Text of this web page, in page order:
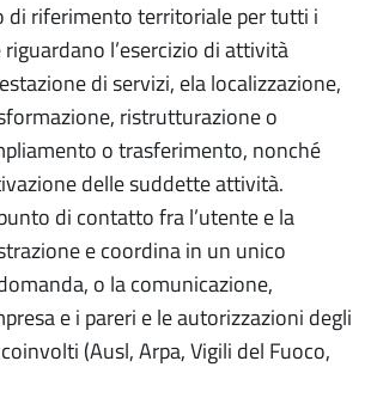
di riferimento territoriale per tutti i
l’esercizio di attività
di servizi, ela localizzazione,
ristrutturazione o
o trasferimento, nonché
delle suddette attività.
di contatto fra l’utente e la
e coordina in un unico
o la comunicazione,
e i pareri e le autorizzazioni degli
(Ausl, Arpa, Vigili del Fuoco,